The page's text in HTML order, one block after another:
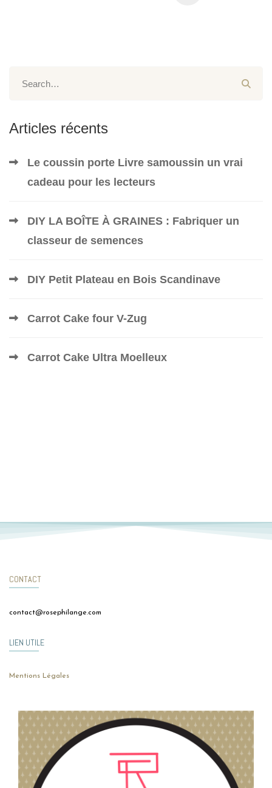
Articles récents
Le coussin porte Livre samoussin un vrai
cadeau pour les lecteurs
DIY LA BOÎTE À GRAINES : Fabriquer un
classeur de semences
DIY Petit Plateau en Bois Scandinave
Carrot Cake four V-Zug
Carrot Cake Ultra Moelleux
CONTACT
contact@rosephilange.com
LIEN UTILE
Mentions Légales